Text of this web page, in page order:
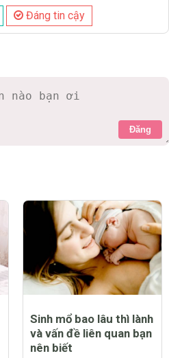
Đáng tin cậy
Đăng
Sinh mổ bao lâu thì lành
và vấn đề liên quan bạn
nên biết